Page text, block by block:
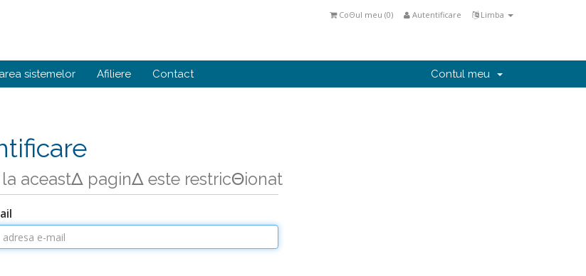
Limba
Autentificare
CoΘul meu (0)
sistemelor Afiliere Contact Contul meu
aceastΔ paginΔ este restricΘionat